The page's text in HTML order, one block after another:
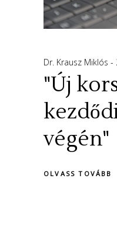
Dr. Krausz Miklós
"Új
végén"
OLVASS TOVÁBB